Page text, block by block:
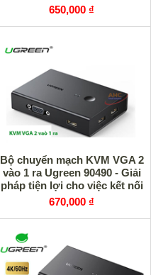
650,000 ₫
Bộ chuyển mạch KVM VGA 2
vào 1 ra Ugreen 90490 - Giải
pháp tiện lợi cho việc kết nối
đa thiết bị
670,000 ₫